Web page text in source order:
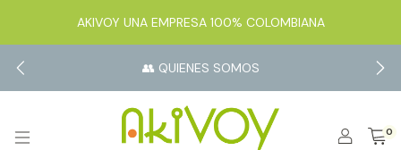
AKIVOY UNA EMPRESA 100% COLOMBIANA
👥 QUIENES SOMOS
0